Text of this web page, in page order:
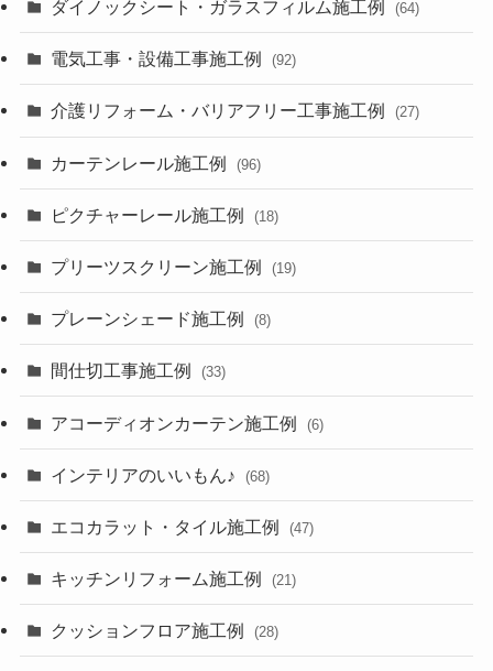
ダイノックシート・ガラスフィルム施工例 (64)
電気工事・設備工事施工例 (92)
介護リフォーム・バリアフリー工事施工例 (27)
カーテンレール施工例 (96)
ピクチャーレール施工例 (18)
プリーツスクリーン施工例 (19)
プレーンシェード施工例 (8)
間仕切工事施工例 (33)
アコーディオンカーテン施工例 (6)
インテリアのいいもん♪ (68)
エコカラット・タイル施工例 (47)
キッチンリフォーム施工例 (21)
クッションフロア施工例 (28)